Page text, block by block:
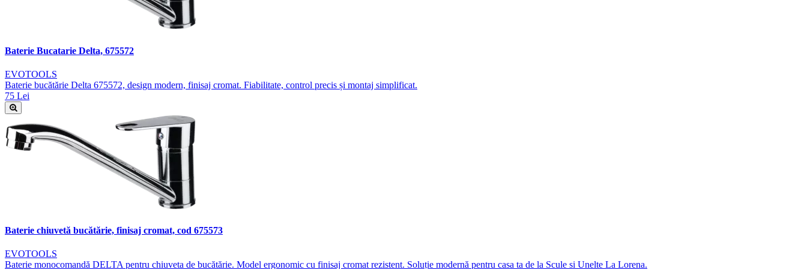
Baterie Bucatarie Delta, 675572
EVOTOOLS
Baterie bucătărie Delta 675572, design modern, finisaj cromat. Fiabilitate, control precis și montaj simplificat.
75 Lei
Baterie chiuvetă bucătărie, finisaj cromat, cod 675573
EVOTOOLS
Baterie monocomandă DELTA pentru chiuveta de bucătărie. Model ergonomic cu finisaj cromat rezistent. Soluție modernă pentru casa ta de la Scule si Unelte La Lorena.